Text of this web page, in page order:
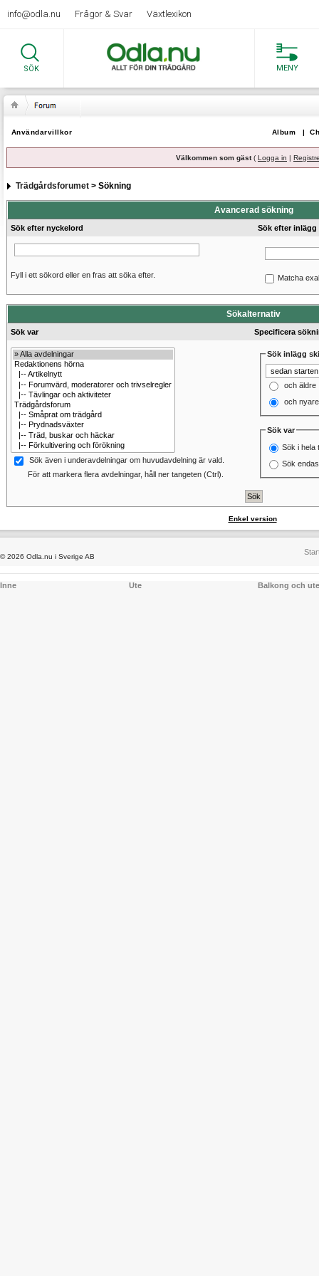
info@odla.nu Frågor & Svar Växtlexikon
SÖK MENY
Användarvillkor Album |
Välkommen som gäst( Logga in |
Trädgårdsforumet> Sökning
Avancerad sökning
Sök efter nyckelord Sök efter inlägg
Fyll i ett sökord eller en fras att söka efter. Matcha
Sökalternativ
Sök var Specificera
Sök även i underavdelningar om huvudavdelning är vald.
För att markera flera avdelningar, håll ner tangeten (Ctrl).
Sök inlägg
och äldre
och nyare
Sök var
Sök i hela
Sök
Enkel version
© 2026 Odla.nu i Sverige AB
Inne Ute Balkong och